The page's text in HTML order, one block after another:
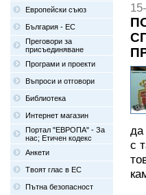
Европейски съюз
България - ЕС
Преговори за
присъединяване
Програми и проекти
Въпроси и отговори
Библиотека
Интернет магазин
Портал "ЕВРОПА" - За
нас; Етичен кодекс
Анкети
Твоят глас в ЕС
Пътна безопасност
да
с